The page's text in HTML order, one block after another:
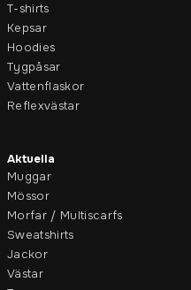
T-shirts
Kepsar
Hoodies
Tygpåsar
Vattenflaskor
Reflexvästar
Aktuella
Muggar
Mössor
Morfar / Multiscarfs
Sweatshirts
Jackor
Västar